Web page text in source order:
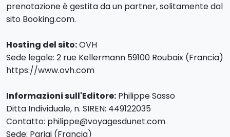
prenotazione è gestita da un partner, solitamente dal
sito Booking.com.
Hosting del sito:OVH
Sede legale: 2 rue Kellermann 59100 Roubaix (Francia)
https://www.ovh.com
Informazioni sull'Editore: Philippe Sasso
Ditta Individuale, n. SIREN: 449122035
Contatto: philippe@voyagesdunet.com
Sede: Parigi (Francia)